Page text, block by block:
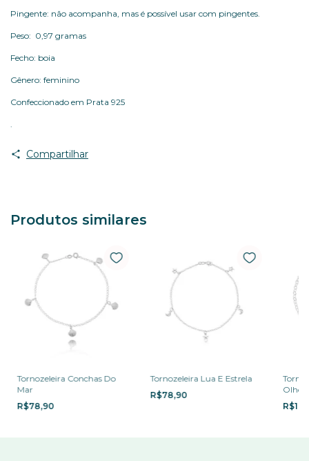
Pingente: não acompanha, mas é possível usar com pingentes.
Peso: 0,97 gramas
Fecho: boia
Gênero: feminino
Confeccionado em Prata 925
Compartilhar
Produtos similares
Tornozeleira Conchas Do
Mar
R$78,90
Tornozeleira Lua E Estrela
R$78,90
Olho